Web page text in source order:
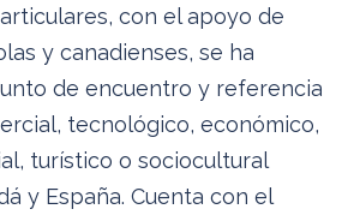
con el apoyo de
y canadienses, se ha
de encuentro y referencia
tecnológico, económico,
turístico o sociocultural
y España. Cuenta con el